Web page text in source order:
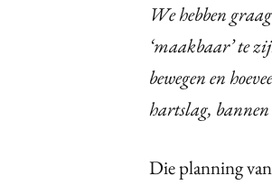
We hebben
‘maakbaar’ te
bewegen en
hartslag, bannen
Die planning